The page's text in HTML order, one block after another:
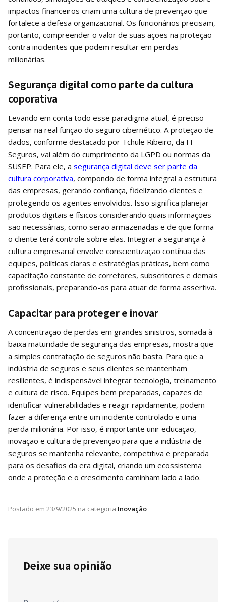
impactos financeiros criam uma cultura de prevenção que
fortalece a defesa organizacional. Os funcionários precisam,
portanto, compreender o valor de suas ações na proteção
contra incidentes que podem resultar em perdas
milionárias.
Segurança digital como parte da cultura
coporativa
Levando em conta todo esse paradigma atual, é preciso
pensar na real função do seguro cibernético. A proteção de
dados, conforme destacado por Tchule Ribeiro, da FF
Seguros, vai além do cumprimento da LGPD ou normas da
SUSEP. Para ele, a segurança digital deve ser parte da
cultura corporativa, compondo de forma integral a estrutura
das empresas, gerando confiança, fidelizando clientes e
protegendo os agentes envolvidos. Isso significa planejar
produtos digitais e físicos considerando quais informações
são necessárias, como serão armazenadas e de que forma
o cliente terá controle sobre elas. Integrar a segurança à
cultura empresarial envolve conscientização contínua das
equipes, políticas claras e estratégias práticas, bem como
capacitação constante de corretores, subscritores e demais
profissionais, preparando-os para atuar de forma assertiva.
Capacitar para proteger e inovar
A concentração de perdas em grandes sinistros, somada à
baixa maturidade de segurança das empresas, mostra que
a simples contratação de seguros não basta. Para que a
indústria de seguros e seus clientes se mantenham
resilientes, é indispensável integrar tecnologia, treinamento
e cultura de risco. Equipes bem preparadas, capazes de
identificar vulnerabilidades e reagir rapidamente, podem
fazer a diferença entre um incidente controlado e uma
perda milionária. Por isso, é importante unir educação,
inovação e cultura de prevenção para que a indústria de
seguros se mantenha relevante, competitiva e preparada
para os desafios da era digital, criando um ecossistema
onde a proteção e o crescimento caminham lado a lado.
Postado em 23/9/2025 na categoria Inovação
Deixe sua opinião